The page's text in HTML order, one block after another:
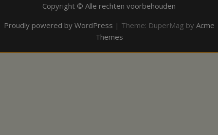
Copyright © Alle rechten voorbehouden
Proudly powered by WordPress | Theme: DuperMag by Acme
Themes